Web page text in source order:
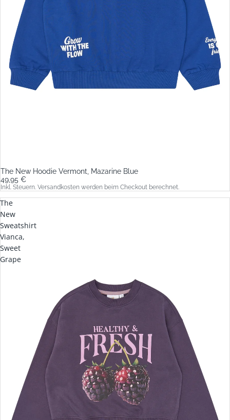
The New Hoodie Vermont, Mazarine Blue
49,95 €
Inkl. Steuern. Versandkosten werden beim Checkout berechnet.
The
New
Sweatshirt
Vianca,
Sweet
Grape